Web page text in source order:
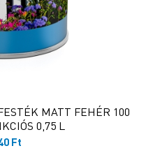
MATT FEHÉR 100
0,75 L
Ft